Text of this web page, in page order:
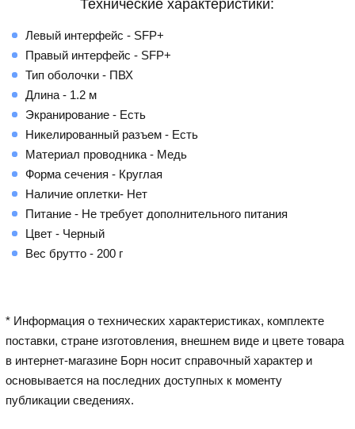
Технические характеристики:
Левый интерфейс - SFP+
Правый интерфейс - SFP+
Тип оболочки - ПВХ
Длина - 1.2 м
Экранирование - Есть
Никелированный разъем - Есть
Материал проводника - Медь
Форма сечения - Круглая
Наличие оплетки- Нет
Питание - Не требует дополнительного питания
Цвет - Черный
Вес брутто - 200 г
* Информация о технических характеристиках, комплекте
поставки, стране изготовления, внешнем виде и цвете товара
в интернет-магазине Борн носит справочный характер и
основывается на последних доступных к моменту
публикации сведениях.